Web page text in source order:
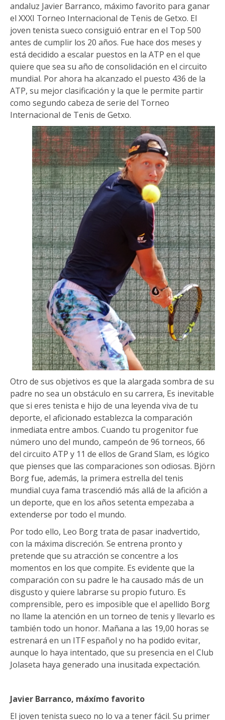
andaluz Javier Barranco, máximo favorito para ganar
el XXXI Torneo Internacional de Tenis de Getxo. El
joven tenista sueco consiguió entrar en el Top 500
antes de cumplir los 20 años. Fue hace dos meses y
está decidido a escalar puestos en la ATP en el que
quiere que sea su año de consolidación en el circuito
mundial. Por ahora ha alcanzado el puesto 436 de la
ATP, su mejor clasificación y la que le permite partir
como segundo cabeza de serie del Torneo
Internacional de Tenis de Getxo.
Otro de sus objetivos es que la alargada sombra de su
padre no sea un obstáculo en su carrera, Es inevitable
que si eres tenista e hijo de una leyenda viva de tu
deporte, el aficionado establezca la comparación
inmediata entre ambos. Cuando tu progenitor fue
número uno del mundo, campeón de 96 torneos, 66
del circuito ATP y 11 de ellos de Grand Slam, es lógico
que pienses que las comparaciones son odiosas. Björn
Borg fue, además, la primera estrella del tenis
mundial cuya fama trascendió más allá de la afición a
un deporte, que en los años setenta empezaba a
extenderse por todo el mundo.
Por todo ello, Leo Borg trata de pasar inadvertido,
con la máxima discreción. Se entrena pronto y
pretende que su atracción se concentre a los
momentos en los que compite. Es evidente que la
comparación con su padre le ha causado más de un
disgusto y quiere labrarse su propio futuro. Es
comprensible, pero es imposible que el apellido Borg
no llame la atención en un torneo de tenis y llevarlo es
también todo un honor. Mañana a las 19,00 horas se
estrenará en un ITF español y no ha podido evitar,
aunque lo haya intentado, que su presencia en el Club
Jolaseta haya generado una inusitada expectación.
Javier Barranco, máxímo favorito
El joven tenista sueco no lo va a tener fácil. Su primer